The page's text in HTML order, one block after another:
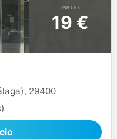
PRECIO
19 €
29400